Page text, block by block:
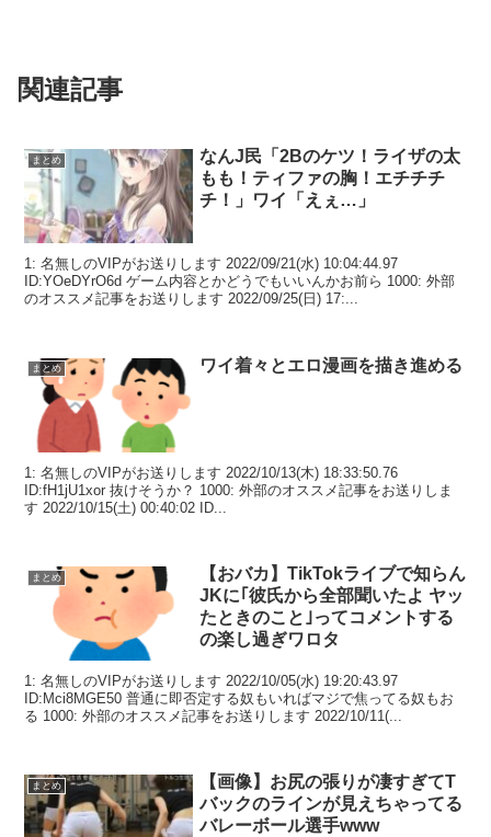
関連記事
まとめ
なんJ民「2Bのケツ！ライザの太
もも！ティファの胸！エチチチ
チ！」ワイ「えぇ…」
1: 名無しのVIPがお送りします 2022/09/21(水) 10:04:44.97
ID:YOeDYrO6d ゲーム内容とかどうでもいいんかお前ら 1000: 外部
のオススメ記事をお送りします 2022/09/25(日) 17:...
まとめ ワイ着々とエロ漫画を描き進める
1: 名無しのVIPがお送りします 2022/10/13(木) 18:33:50.76
ID:fH1jU1xor 抜けそうか？ 1000: 外部のオススメ記事をお送りしま
す 2022/10/15(土) 00:40:02 ID...
まとめ
【おバカ】TikTokライブで知らん
JKに｢彼氏から全部聞いたよ ヤッ
たときのこと｣ってコメントする
の楽し過ぎワロタ
1: 名無しのVIPがお送りします 2022/10/05(水) 19:20:43.97
ID:Mci8MGE50 普通に即否定する奴もいればマジで焦ってる奴もお
る 1000: 外部のオススメ記事をお送りします 2022/10/11(...
まとめ
【画像】お尻の張りが凄すぎてT
バックのラインが見えちゃってる
バレーボール選手www